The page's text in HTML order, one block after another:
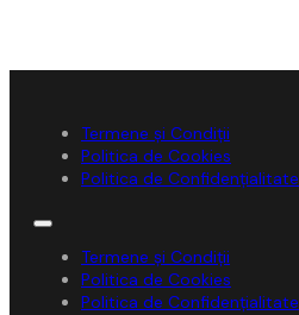
Termene și Condiții
Politica de Cookies
Politica de Confidențialitate
Termene și Condiții
Politica de Cookies
Politica de Confidențialitate